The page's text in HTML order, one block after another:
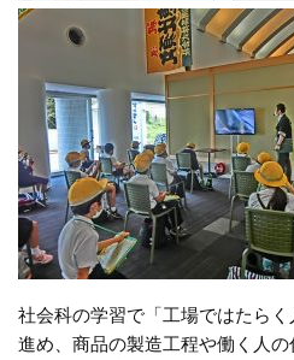
社会科の学習で「工場ではたら
進め、商品の製造工程や働く人